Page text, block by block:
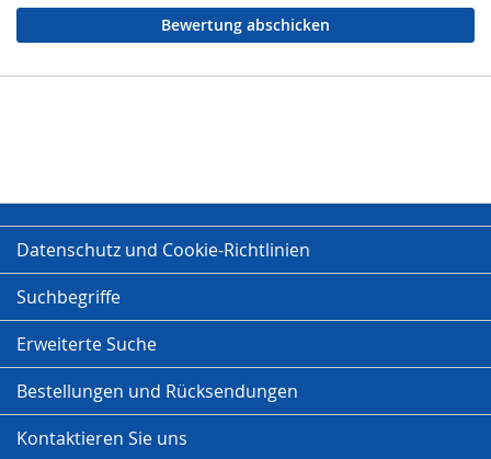
Bewertung abschicken
Datenschutz und Cookie-Richtlinien
Suchbegriffe
Erweiterte Suche
Bestellungen und Rücksendungen
Kontaktieren Sie uns